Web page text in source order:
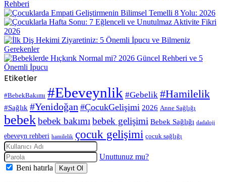
Etiketler
#BebekBakımı #Ebeveynlik #Gebelik #Hamilelik
#Sağlık #Yenidoğan #ÇocukGelişimi 2026 Anne Sağlığı
bebekbebek bakımı bebek gelişimi Bebek Sağlığı dadaloji
ebeveyn rehberi hamilelik çocuk gelişimi çocuk sağlığı
Unuttunuz mu?
Beni hatırla
Kayıt Ol